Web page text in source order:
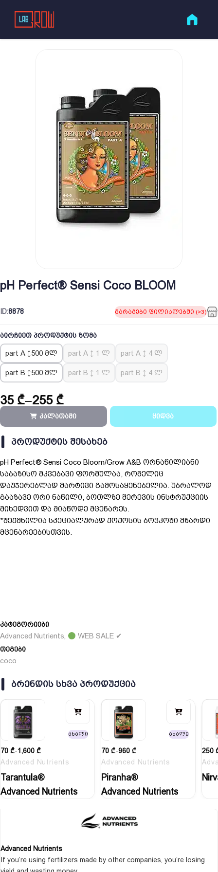
pH Perfect® Sensi Coco BLOOM
ID:8878 მარაგები ფილიალებში (>3)
აირჩიეთ პროდუქტის ზომა
part A ↕500 მლ part A ↕ 1 ლ part A ↕ 4 ლ
part B ↕500 მლ part B ↕ 1 ლ part B ↕ 4 ლ
35 ₾–255 ₾
Price
range:
35 ₾
through
255 ₾
კალათაში ყიდვა
ᲞᲠᲝᲓᲣᲥᲢᲘᲡ ᲨᲔᲡᲐᲮᲔᲑ
pH Perfect® Sensi Coco Bloom/Grow A&B ორნაწილიანი
საბაზისო მკვებავი ფორმულაა, რომელიც
დაუჯერებლად მარტივი გამოსაყენებელია. უბრალოდ
გააზავე ორი ნაწილი, ბოთლზე შერევის ინსტრუქციის
მიხედვით და მიაწოდე მცენარეს.
*შექმნილია სპეციალურად ქოქოსის ბოჭკოში მზარდი
მცენარეებისთვის.
კატეგორიები
Advanced Nutrients, WEB SALE ✔
თეგები
coco
ᲑᲠᲔᲜᲓᲘᲡ ᲡᲮᲕᲐ ᲞᲠᲝᲓᲣᲥᲪᲘᲐ
ახალი
70 ₾-1,600 ₾
Advanced Nutrients
Tarantula®
Advanced Nutrients
ახალი
70 ₾-960 ₾
Advanced Nutrients
Piranha®
Advanced Nutrients
250
Advanced Nutrients
If you’re using fertilizers made by other companies, you’re losing